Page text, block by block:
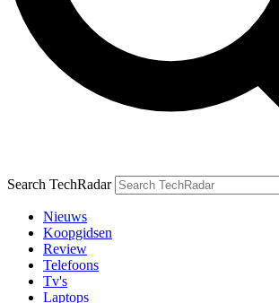
Search TechRadar
Nieuws
Koopgidsen
Review
Telefoons
Tv's
Laptops